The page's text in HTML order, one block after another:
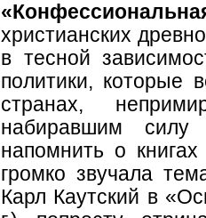
христианских
в тесной
политики, которые
странах,
набиравшим силу
напомнить о
громко звучала
Карл Каутский в